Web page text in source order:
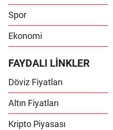
Spor
Ekonomi
FAYDALI LİNKLER
Döviz Fiyatları
Altın Fiyatları
Kripto Piyasası